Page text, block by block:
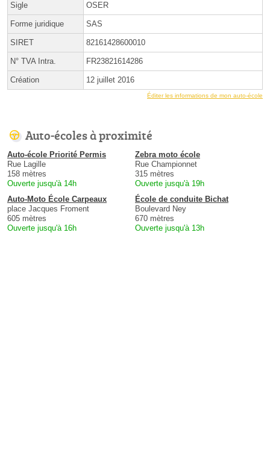
Sigle OSER
Forme juridique SAS
SIRET 82161428600010
N° TVA Intra. FR23821614286
Création 12 juillet 2016
Éditer les informations de mon auto-école
Auto-écoles à proximité
Auto-école Priorité Permis
Rue Lagille
158 mètres
Ouverte jusqu'à 14h
Zebra moto école
Rue Championnet
315 mètres
Ouverte jusqu'à 19h
Auto-Moto École Carpeaux
place Jacques Froment
605 mètres
Ouverte jusqu'à 16h
École de conduite Bichat
Boulevard Ney
670 mètres
Ouverte jusqu'à 13h